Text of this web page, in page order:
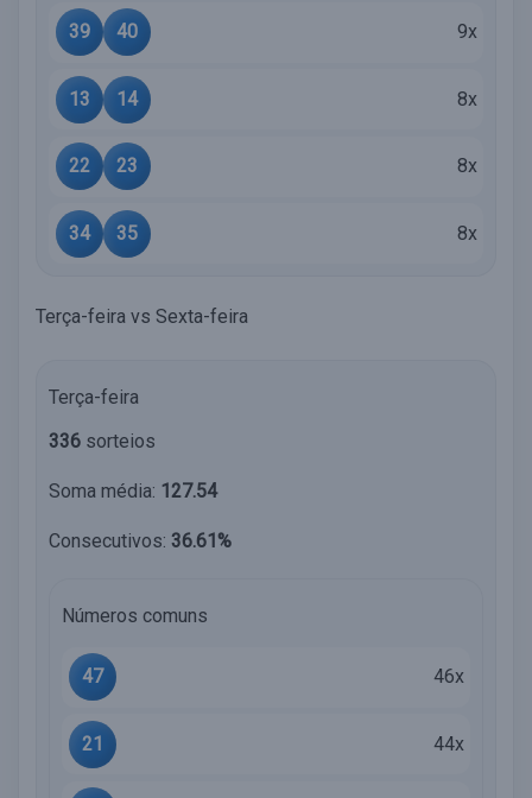
39 40 9x
13 14 8x
22 23 8x
34 35 8x
Terça-feira vs Sexta-feira
Terça-feira
336 sorteios
Soma média: 127.54
Consecutivos: 36.61%
Números comuns
47 46x
21 44x